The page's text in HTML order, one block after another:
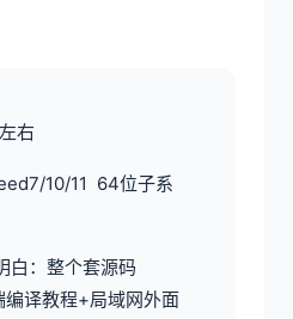
右
10/11 64位子系
白：整个套源码
译教程+局域网外面